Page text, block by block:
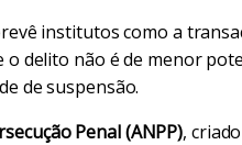
institutos como a
o delito não é de menor
de suspensão.
Penal (ANPP),